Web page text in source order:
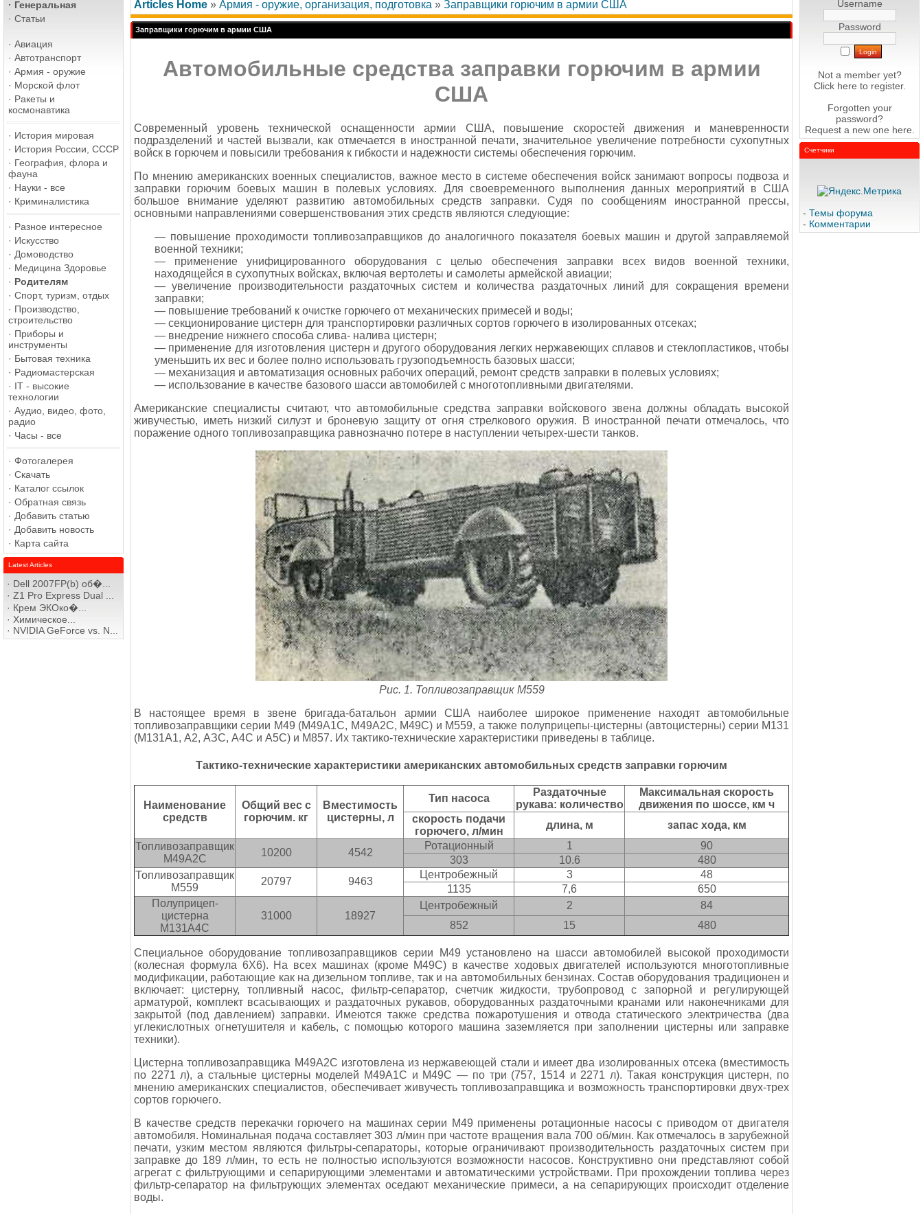
· Генеральная
· Статьи
· Авиация
· Автотранспорт
· Армия - оружие
· Морской флот
· Ракеты и
космонавтика
· История мировая
· История России, СССР
· География, флора и
фауна
· Науки - все
· Криминалистика
· Разное интересное
· Искусство
· Домоводство
· Медицина Здоровье
· Родителям
· Спорт, туризм, отдых
· Производство,
строительство
· Приборы и
инструменты
· Бытовая техника
· Радиомастерская
· IT - высокие
технологии
· Аудио, видео, фото,
радио
· Часы - все
· Фотогалерея
· Скачать
· Каталог ссылок
· Обратная связь
· Добавить статью
· Добавить новость
· Карта сайта
Latest Articles
· Dell 2007FP(b) об�...
· Z1 Pro Express Dual ...
· Крем ЭКОко�...
· Химическое...
· NVIDIA GeForce vs. N...
Articles Home » Армия - оружие, организация, подготовка » Заправщики горючим в армии США
Заправщики горючим в армии США
Автомобильные средства заправки горючим в армии
США
Современный уровень технической оснащенности армии США, повышение скоростей движения и маневренности
подразделений и частей вызвали, как отмечается в иностранной печати, значительное увеличение потребности сухопутных
войск в горючем и повысили требования к гибкости и надежности системы обеспечения горючим.
По мнению американских военных специалистов, важное место в системе обеспечения войск занимают вопросы подвоза и
заправки горючим боевых машин в полевых условиях. Для своевременного выполнения данных мероприятий в США
большое внимание уделяют развитию автомобильных средств заправки. Судя по сообщениям иностранной прессы,
основными направлениями совершенствования этих средств являются следующие:
— повышение проходимости топливозаправщиков до аналогичного показателя боевых машин и другой заправляемой
военной техники;
— применение унифицированного оборудования с целью обеспечения заправки всех видов военной техники,
находящейся в сухопутных войсках, включая вертолеты и самолеты армейской авиации;
— увеличение производительности раздаточных систем и количества раздаточных линий для сокращения времени
заправки;
— повышение требований к очистке горючего от механических примесей и воды;
— секционирование цистерн для транспортировки различных сортов горючего в изолированных отсеках;
— внедрение нижнего способа слива- налива цистерн;
— применение для изготовления цистерн и другого оборудования легких нержавеющих сплавов и стеклопластиков, чтобы
уменьшить их вес и более полно использовать грузоподъемность базовых шасси;
— механизация и автоматизация основных рабочих операций, ремонт средств заправки в полевых условиях;
— использование в качестве базового шасси автомобилей с многотопливными двигателями.
Американские специалисты считают, что автомобильные средства заправки войскового звена должны обладать высокой
живучестью, иметь низкий силуэт и броневую защиту от огня стрелкового оружия. В иностранной печати отмечалось, что
поражение одного топливозаправщика равнозначно потере в наступлении четырех-шести танков.
Рис. 1. Топливозаправщик М559
В настоящее время в звене бригада-батальон армии США наиболее широкое применение находят автомобильные
топливозаправщики серии М49 (М49А1С, М49А2С, М49С) и М559, а также полуприцепы-цистерны (автоцистерны) серии М131
(М131А1, А2, АЗС, А4С и А5С) и М857. Их тактико-технические характеристики приведены в таблице.
Тактико-технические характеристики американских автомобильных средств заправки горючим
Наименование
средств
Общий вес с
горючим. кг
Вместимость
цистерны, л
Тип насоса
Раздаточные
рукава: количество
Максимальная скорость
движения по шоссе, км ч
скорость подачи
горючего, л/мин
длина, м
запас хода, км
Топливозаправщик
М49А2С
10200 4542
Ротационный 1
90
303
10.6
480
Топливозаправщик
М559
20797 9463
Центробежный 3
48
1135
7,6
650
Полуприцеп-
цистерна
М131А4С
31000 18927
Центробежный 2
84
852
15 480
Специальное оборудование топливозаправщиков серии М49 установлено на шасси автомобилей высокой проходимости
(колесная формула 6X6). На всех машинах (кроме М49С) в качестве ходовых двигателей используются многотопливные
модификации, работающие как на дизельном топливе, так и на автомобильных бензинах. Состав оборудования традиционен и
включает: цистерну, топливный насос, фильтр-сепаратор, счетчик жидкости, трубопровод с запорной и регулирующей
арматурой, комплект всасывающих и раздаточных рукавов, оборудованных раздаточными кранами или наконечниками для
закрытой (под давлением) заправки. Имеются также средства пожаротушения и отвода статического электричества (два
углекислотных огнетушителя и кабель, с помощью которого машина заземляется при заполнении цистерны или заправке
техники).
Цистерна топливозаправщика М49А2С изготовлена из нержавеющей стали и имеет два изолированных отсека (вместимость
по 2271 л), а стальные цистерны моделей М49А1С и М49С — по три (757, 1514 и 2271 л). Такая конструкция цистерн, по
мнению американских специалистов, обеспечивает живучесть топливозаправщика и возможность транспортировки двух-трех
сортов горючего.
В качестве средств перекачки горючего на машинах серии М49 применены ротационные насосы с приводом от двигателя
автомобиля. Номинальная подача составляет 303 л/мин при частоте вращения вала 700 об/мин. Как отмечалось в зарубежной
печати, узким местом являются фильтры-сепараторы, которые ограничивают производительность раздаточных систем при
заправке до 189 л/мин, то есть не полностью используются возможности насосов. Конструктивно они представляют собой
агрегат с фильтрующими и сепарирующими элементами и автоматическими устройствами. При прохождении топлива через
фильтр-сепаратор на фильтрующих элементах оседают механические примеси, а на сепарирующих происходит отделение
воды.
Username
Password
Not a member yet?
Click here to register.
Forgotten your
password?
Request a new one here
Счетчики
- Темы форума
- Комментарии